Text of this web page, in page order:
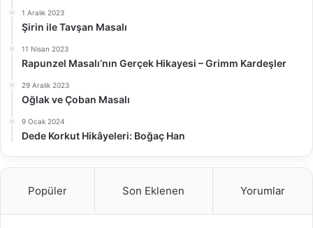
1 Aralık 2023
Şirin ile Tavşan Masalı
11 Nisan 2023
Rapunzel Masalı’nın Gerçek Hikayesi – Grimm Kardeşler
29 Aralık 2023
Oğlak ve Çoban Masalı
9 Ocak 2024
Dede Korkut Hikâyeleri: Boğaç Han
Popüler Son Eklenen Yorumlar